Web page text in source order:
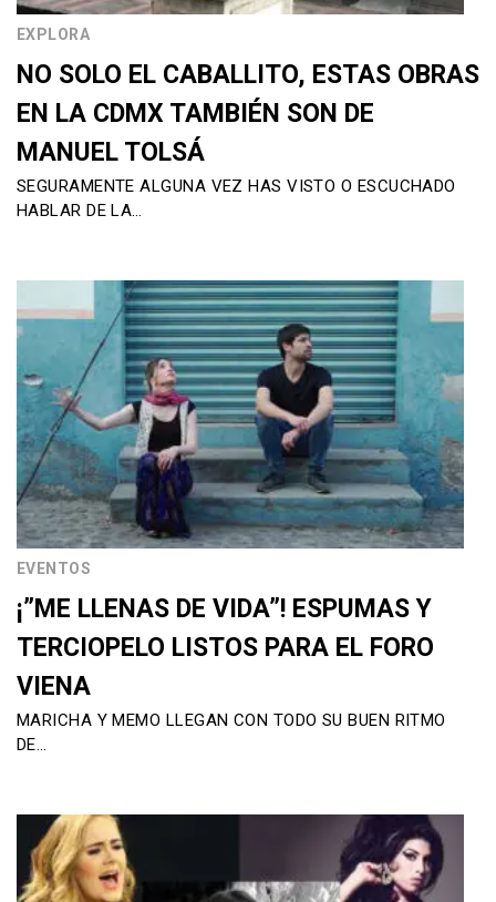
EXPLORA
NO SOLO EL CABALLITO, ESTAS OBRAS
EN LA CDMX TAMBIÉN SON DE
MANUEL TOLSÁ
SEGURAMENTE ALGUNA VEZ HAS VISTO O ESCUCHADO
HABLAR DE LA…
EVENTOS
¡”ME LLENAS DE VIDA”! ESPUMAS Y
TERCIOPELO LISTOS PARA EL FORO
VIENA
MARICHA Y MEMO LLEGAN CON TODO SU BUEN RITMO
DE…